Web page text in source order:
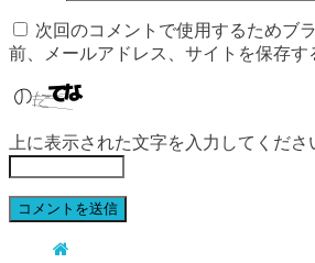
次回のコメントで使用するためブ
前、メールアドレス、サイトを保存す
上に表示された文字を入力してくださ